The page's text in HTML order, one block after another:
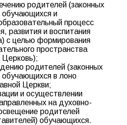
родителей (законных
обучающихся и
процесс
развития и воспитания
с целью формирования
пространства
родителей (законных
в лоно
Церкви;
и осуществлении
на духовно-
родителей
обучающихся.